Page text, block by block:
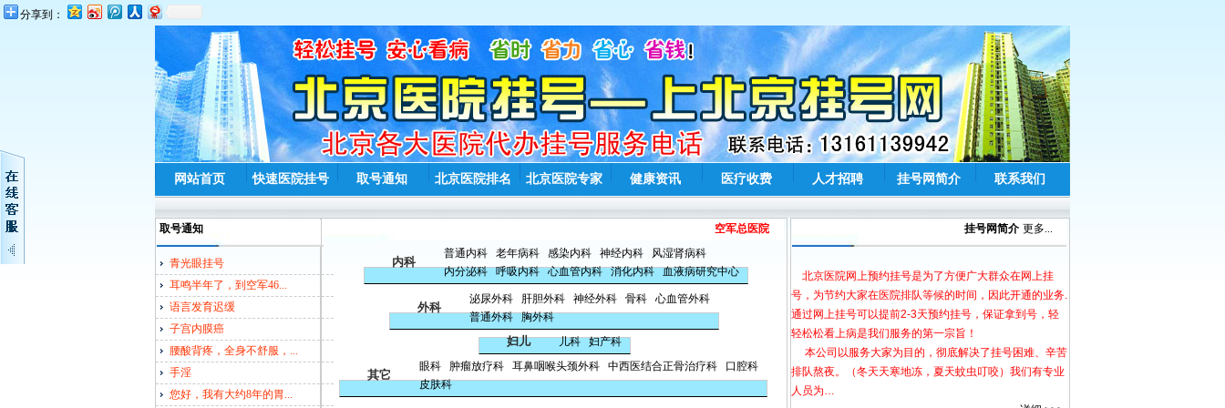
分享到：
网站首页 快速医院挂号 取号通知 北京医院排名 北京医院专家 健康资讯 医疗收费 人才招聘 挂号网简介 联系我们
取号通知
青光眼挂号
耳鸣半年了，到空军46...
语言发育迟缓
子宫内膜癌
腰酸背疼，全身不舒服，...
手淫
您好，我有大约8年的胃...
空军总医院
内科
普通内科 老年病科 感染内科 神经内科
风湿肾病科
内分泌科
呼吸内科 心血管内科 消化内科 血液病研究中心
外科
泌尿外科 肝胆外科 神经外科 骨科
心血管外科
普通外科
胸外科
妇儿 儿科 妇产科
其它
眼科 肿瘤放疗科 耳鼻咽喉头颈外科 中西医结合正骨治疗科
口腔科
皮肤科
挂号网简介 更多...
北京医院网上预约挂号是为了方便广大群众在网上挂
号，为节约大家在医院排队等候的时间，因此开通的业务.
通过网上挂号可以提前2-3天预约挂号，保证拿到号，轻
轻松松看上病是我们服务的第一宗旨！
本公司以服务大家为目的，彻底解决了挂号困难、辛苦
排队熬夜。（冬天天寒地冻，夏天蚊虫叮咬）我们有专业
人员为…